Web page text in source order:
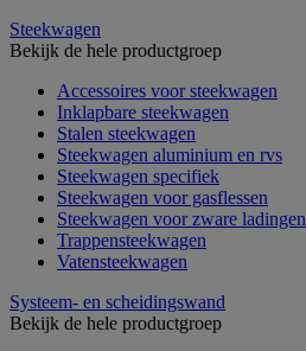
Steekwagen
Bekijk de hele productgroep
Accessoires voor steekwagen
Inklapbare steekwagen
Stalen steekwagen
Steekwagen aluminium en rvs
Steekwagen specifiek
Steekwagen voor gasflessen
Steekwagen voor zware ladingen
Trappensteekwagen
Vatensteekwagen
Systeem- en scheidingswand
Bekijk de hele productgroep